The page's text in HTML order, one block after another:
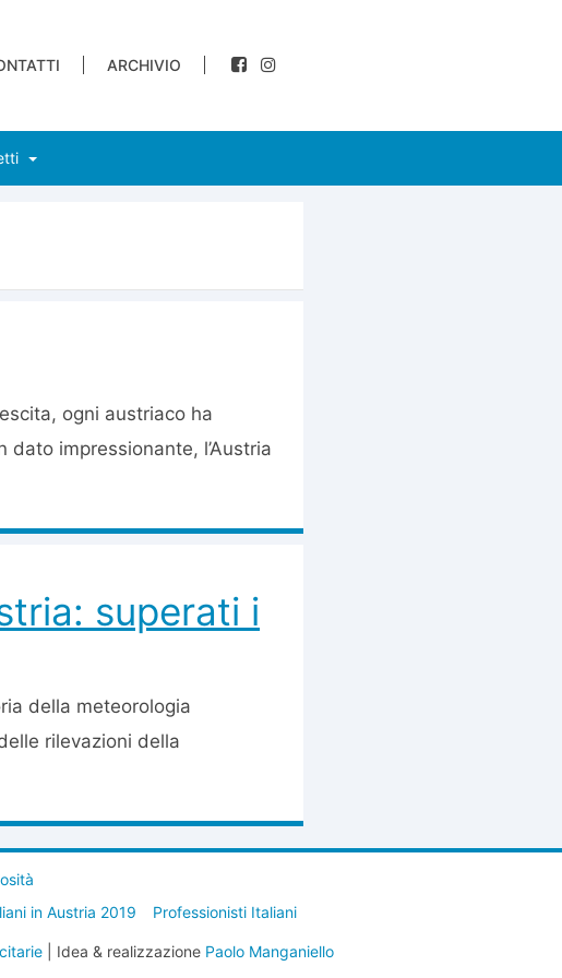
ARCHIVIO
ogni austriaco ha
dato impressionante, l’Austria
superati i
della meteorologia
rilevazioni della
in Austria 2019 Professionisti Italiani
| Idea & realizzazione Paolo Manganiello